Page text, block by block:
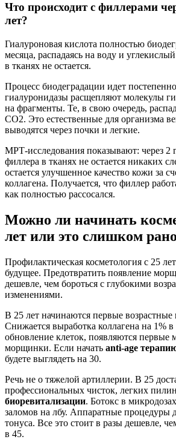
Что происходит с филлерами
лет?
Гиалуроновая кислота полностью
месяца, распадаясь на воду и
в тканях не остается.
Процесс биодеградации идет
гиалуронидазы расщепляют молекулы
на фрагменты. Те, в свою очередь,
СО2. Это естественные для организма
выводятся через почки и легкие.
МРТ-исследования показывают: через 2
филлера в тканях не остается никаких
остается улучшенное качество кожи за
коллагена. Получается, что филлер
как полностью рассосался.
Можно ли начинать
лет или это слишком
Профилактическая косметология с 25
будущее. Предотвратить появление
дешевле, чем бороться с глубокими
изменениями.
В 25 лет начинаются первые возрастные
Снижается выработка коллагена на 1% в
обновление клеток, появляются первые
морщинки. Если начать anti-age
будете выглядеть на 30.
Речь не о тяжелой артиллерии. В 25
профессиональных чисток, легких
биоревитализации. Ботокс в
заломов на лбу. Аппаратные процедуры
тонуса. Все это стоит в разы дешевле,
в 45.